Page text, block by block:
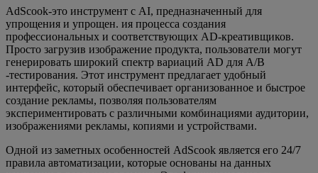
AdScook-это инструмент с AI, предназначенный для
упрощения и упрощен. ия процесса создания
профессиональных и соответствующих AD-креативщиков.
Просто загрузив изображение продукта, пользователи могут
генерировать широкий спектр вариаций AD для A/B
-тестирования. Этот инструмент предлагает удобный
интерфейс, который обеспечивает организованное и быстрое
создание рекламы, позволяя пользователям
экспериментировать с различными комбинациями аудитории,
изображениями рекламы, копиями и устройствами.
Одной из заметных особенностей AdScook является его 24/7
правила автоматизации, которые основаны на данных